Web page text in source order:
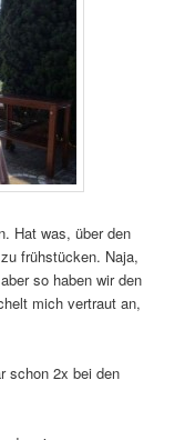
Hat was, über den
frühstücken. Naja,
so haben wir den
mich vertraut an,
schon 2x bei den